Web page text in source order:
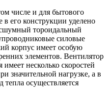
числе и для бытового
его конструкции уделено
тороидальный
силовые
корпус имеет особую
элементов. Вентилятор
несколько скоростей
значительной нагрузке, а в
осуществляется